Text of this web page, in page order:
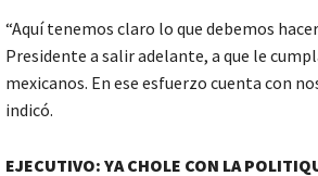
“Aquí tenemos claro lo que debemos
Presidente a salir adelante, a que le
mexicanos. En ese esfuerzo cuenta con
indicó.
EJECUTIVO: YA CHOLE CON LA